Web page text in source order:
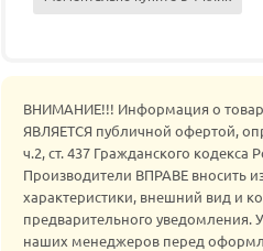
ВНИМАНИЕ!!! Информация о
ЯВЛЯЕТСЯ публичной офертой,
ч.2, ст. 437 Гражданского кодекса
Производители ВПРАВЕ вносить
характеристики, внешний вид и
предварительного уведомления.
наших менеджеров перед